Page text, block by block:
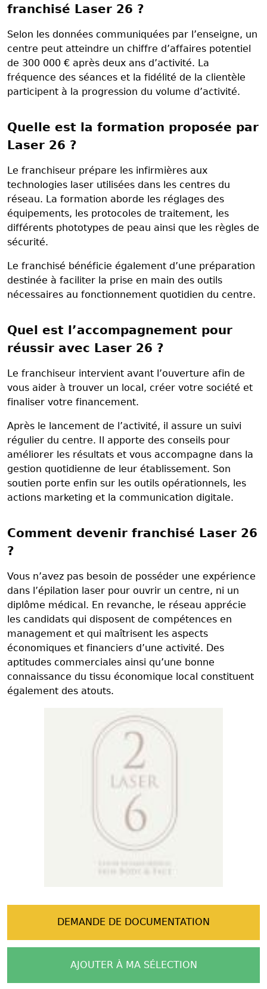
franchisé Laser 26 ?
Selon les données communiquées par l’enseigne, un
centre peut atteindre un chiffre d’affaires potentiel
de 300 000 € après deux ans d’activité. La
fréquence des séances et la fidélité de la clientèle
participent à la progression du volume d’activité.
Quelle est la formation proposée par
Laser 26 ?
Le franchiseur prépare les infirmières aux
technologies laser utilisées dans les centres du
réseau. La formation aborde les réglages des
équipements, les protocoles de traitement, les
différents phototypes de peau ainsi que les règles de
sécurité.
Le franchisé bénéficie également d’une préparation
destinée à faciliter la prise en main des outils
nécessaires au fonctionnement quotidien du centre.
Quel est l’accompagnement pour
réussir avec Laser 26 ?
Le franchiseur intervient avant l’ouverture afin de
vous aider à trouver un local, créer votre société et
finaliser votre financement.
Après le lancement de l’activité, il assure un suivi
régulier du centre. Il apporte des conseils pour
améliorer les résultats et vous accompagne dans la
gestion quotidienne de leur établissement. Son
soutien porte enfin sur les outils opérationnels, les
actions marketing et la communication digitale.
Comment devenir franchisé Laser 26
?
Vous n’avez pas besoin de posséder une expérience
dans l’épilation laser pour ouvrir un centre, ni un
diplôme médical. En revanche, le réseau apprécie
les candidats qui disposent de compétences en
management et qui maîtrisent les aspects
économiques et financiers d’une activité. Des
aptitudes commerciales ainsi qu’une bonne
connaissance du tissu économique local constituent
également des atouts.
DEMANDE DE DOCUMENTATION
AJOUTER À MA SÉLECTION